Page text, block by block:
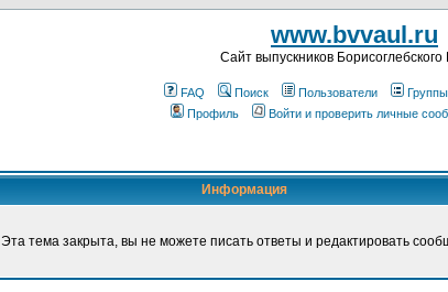
www.bvvaul.ru
Cайт выпускников
FAQ Поиск Пользователи Группы
Профиль
Войти и проверить личные
Информация
Эта тема закрыта, вы не можете писать ответы и редактировать